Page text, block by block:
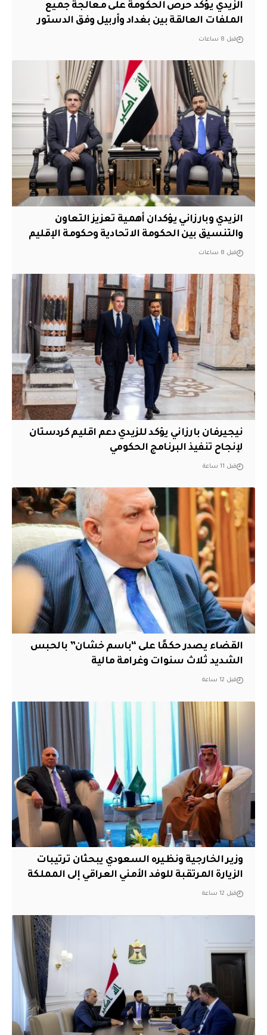
الزيدي يؤكد حرص الحكومة على معالجة جميع
الملفات العالقة بين بغداد وأربيل وفق الدستور
قبل 8 ساعات
الزيدي وبارزاني يؤكدان أهمية تعزيز التعاون
والتنسيق بين الحكومة الاتحادية وحكومة الإقليم
قبل 8 ساعات
نيجيرفان بارزاني يؤكد للزيدي دعم اقليم ‏كردستان
لإنجاح تنفيذ البرنامج الحكومي
قبل 11 ساعة
القضاء يصدر حكمًا على “باسم خشان” بالحبس
الشديد ثلاث سنوات وغرامة مالية
قبل 12 ساعة
وزير الخارجية ونظيره السعودي يبحثان ترتيبات
الزيارة المرتقبة للوفد الأمني العراقي إلى المملكة
قبل 12 ساعة